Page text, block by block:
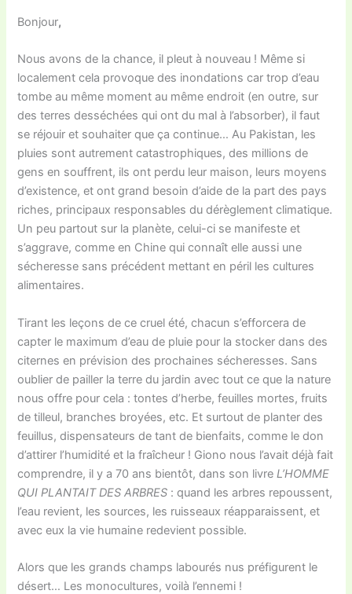
Bonjour,
Nous avons de la chance, il pleut à nouveau ! Même si
localement cela provoque des inondations car trop d’eau
tombe au même moment au même endroit (en outre, sur
des terres desséchées qui ont du mal à l’absorber), il faut
se réjouir et souhaiter que ça continue… Au Pakistan, les
pluies sont autrement catastrophiques, des millions de
gens en souffrent, ils ont perdu leur maison, leurs moyens
d’existence, et ont grand besoin d’aide de la part des pays
riches, principaux responsables du dérèglement climatique.
Un peu partout sur la planète, celui-ci se manifeste et
s’aggrave, comme en Chine qui connaît elle aussi une
sécheresse sans précédent mettant en péril les cultures
alimentaires.
Tirant les leçons de ce cruel été, chacun s’efforcera de
capter le maximum d’eau de pluie pour la stocker dans des
citernes en prévision des prochaines sécheresses. Sans
oublier de pailler la terre du jardin avec tout ce que la nature
nous offre pour cela : tontes d’herbe, feuilles mortes, fruits
de tilleul, branches broyées, etc. Et surtout de planter des
feuillus, dispensateurs de tant de bienfaits, comme le don
d’attirer l’humidité et la fraîcheur ! Giono nous l’avait déjà fait
comprendre, il y a 70 ans bientôt, dans son livreL’HOMME
QUI PLANTAIT DES ARBRES : quand les arbres repoussent,
l’eau revient, les sources, les ruisseaux réapparaissent, et
avec eux la vie humaine redevient possible.
Alors que les grands champs labourés nus préfigurent le
désert… Les monocultures, voilà l’ennemi !